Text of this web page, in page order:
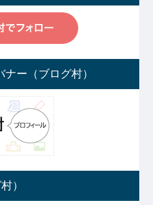
ー（ブログ村）
）